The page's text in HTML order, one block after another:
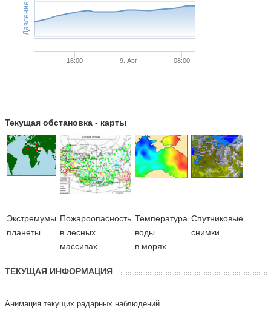
Давление
16:00 9. Авг 08:00
Текущая обстановка - карты
Экстремумы
планеты
Пожароопасность
в лесных
массивах
Температура
воды
в морях
Cпутниковые
снимки
ТЕКУЩАЯ ИНФОРМАЦИЯ
Анимация текущих радарных наблюдений